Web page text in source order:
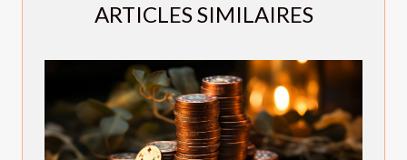
ARTICLES SIMILAIRES